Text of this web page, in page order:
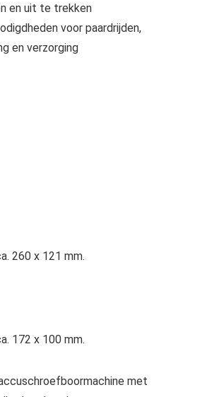
en uit te trekken
voor paardrijden,
en verzorging
260 x 121 mm.
172 x 100 mm.
met